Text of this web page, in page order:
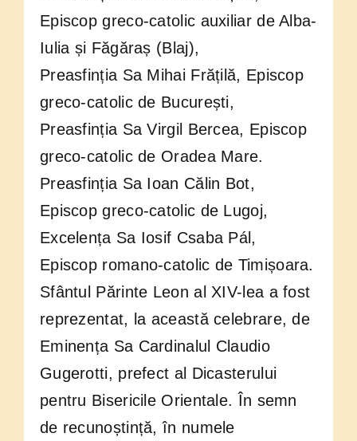
Episcop greco-catolic auxiliar de Alba-
Iulia și Făgăraș (Blaj),
Preasfinția Sa Mihai Frățilă, Episcop
greco-catolic de București,
Preasfinția Sa Virgil Bercea, Episcop
greco-catolic de Oradea Mare.
Preasfinția Sa Ioan Călin Bot,
Episcop greco-catolic de Lugoj,
Excelența Sa Iosif Csaba Pál,
Episcop romano-catolic de Timișoara.
Sfântul Părinte Leon al XIV-lea a fost
reprezentat, la această celebrare, de
Eminența Sa Cardinalul Claudio
Gugerotti, prefect al Dicasterului
pentru Bisericile Orientale. În semn
de recunoștință, în numele